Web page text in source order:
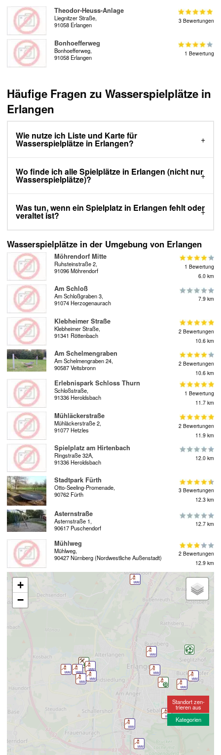
Theodor-Heuss-Anlage
Liegnitzer Straße,
91058 Erlangen
3 Bewertungen
Bonhoefferweg
Bonhoefferweg,
91058 Erlangen
1 Bewertung
Häufige Fragen zu Wasserspielplätze in
Erlangen
Wie nutze ich Liste und Karte für
Wasserspielplätze in Erlangen?
Wo finde ich alle Spielplätze in Erlangen (nicht nur
Wasserspielplätze)?
Was tun, wenn ein Spielplatz in Erlangen fehlt oder
veraltet ist?
Wasserspielplätze in der Umgebung von Erlangen
Möhrendorf Mitte
Ruhsteinstraße 2,
91096 Möhrendorf
1 Bewertung
6.0 km
Am Schloß
Am Schloßgraben 3,
91074 Herzogenaurach
7.9 km
Klebheimer Straße
Klebheimer Straße,
91341 Röttenbach
2 Bewertungen
10.6 km
Am Schelmengraben
Am Schelmengraben 24,
90587 Veitsbronn
2 Bewertungen
10.6 km
Erlebnispark Schloss Thurn
Schloßstraße,
91336 Heroldsbach
1 Bewertung
11.7 km
Mühläckerstraße
Mühläckerstraße 2,
91077 Hetzles
2 Bewertungen
11.9 km
Spielplatz am Hirtenbach
Ringstraße 32A,
91336 Heroldsbach
12.0 km
Stadtpark Fürth
Otto-Seeling-Promenade,
90762 Fürth
3 Bewertungen
12.3 km
Asternstraße
Asternstraße 1,
90617 Puschendorf
12.7 km
Mühlweg
Mühlweg,
90427 Nürnberg (Nordwestliche Außenstadt)
2 Bewertungen
12.9 km
+
−
Standort zen-
trieren aus
Kategorien